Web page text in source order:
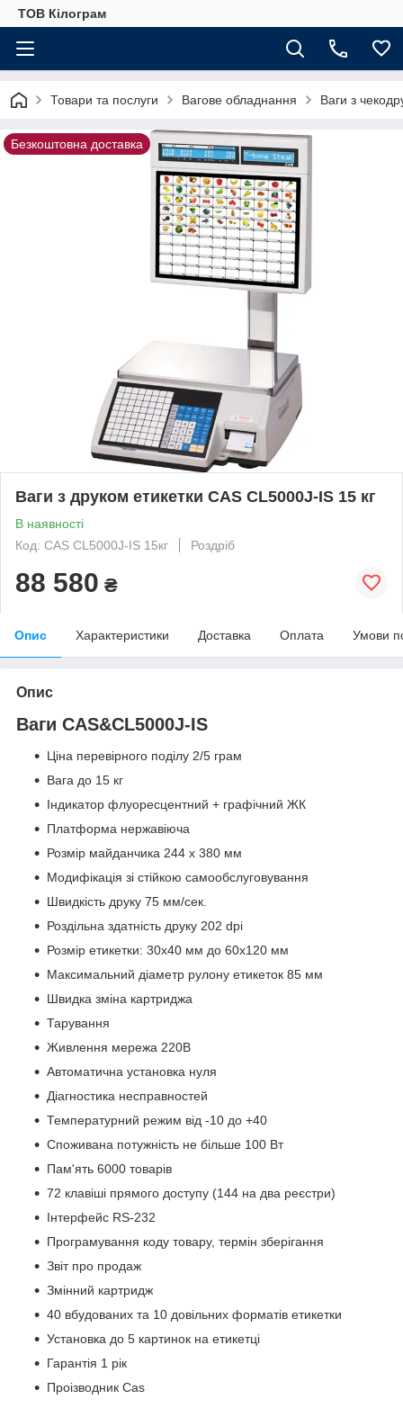
ТОВ Кілограм
Товари та послуги Вагове обладнання Ваги з
Безкоштовна доставка
Ваги з друком етикетки CAS CL5000J-IS 15 кг
В наявності
Код: CAS CL5000J-IS 15кг
Роздріб
88 580 ₴
Опис Характеристики Доставка Оплата Умови
Опис
Ваги CAS&CL5000J-IS
Ціна перевірного поділу 2/5 грам
Вага до 15 кг
Індикатор флуоресцентний + графічний ЖК
Платформа нержавіюча
Розмір майданчика 244 х 380 мм
Модифікація зі стійкою самообслуговування
Швидкість друку 75 мм/сек.
Роздільна здатність друку 202 dpi
Розмір етикетки: 30х40 мм до 60х120 мм
Максимальний діаметр рулону етикеток 85 мм
Швидка зміна картриджа
Тарування
Живлення мережа 220В
Автоматична установка нуля
Діагностика несправностей
Температурний режим від -10 до +40
Споживана потужність не більше 100 Вт
Пам'ять 6000 товарів
72 клавіші прямого доступу (144 на два реєстри)
Інтерфейс RS-232
Програмування коду товару, термін зберігання
Звіт про продаж
Змінний картридж
40 вбудованих та 10 довільних форматів етикетки
Установка до 5 картинок на етикетці
Гарантія 1 рік
Проізводник Cas